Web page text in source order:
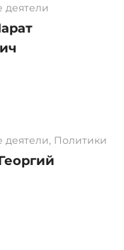
деятели
деятели, Политики